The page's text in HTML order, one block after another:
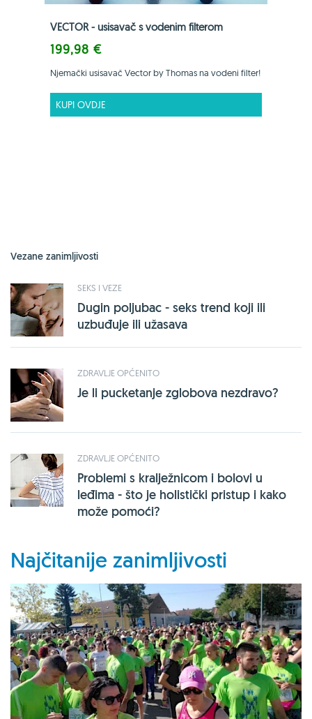
VECTOR - usisavač s vodenim filterom
199,98 €
Njemački usisavač Vector by Thomas na vodeni filter!
KUPI OVDJE
Vezane zanimljivosti
SEKS I VEZE
Dugin poljubac - seks trend koji ili
uzbuđuje ili užasava
ZDRAVLJE OPĆENITO
Je li pucketanje zglobova nezdravo?
ZDRAVLJE OPĆENITO
Problemi s kralježnicom i bolovi u
leđima - što je holistički pristup i kako
može pomoći?
Najčitanije zanimljivosti